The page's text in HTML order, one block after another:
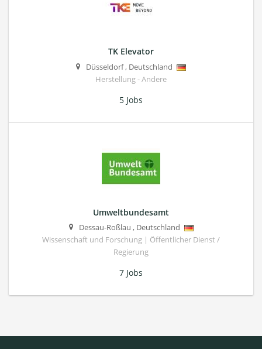
TK Elevator
Düsseldorf, Deutschland
Herstellung - Andere
5 Jobs
Umweltbundesamt
Dessau-Roßlau , Deutschland
Wissenschaft und Forschung | Öffentlicher Dienst /
Regierung
7 Jobs